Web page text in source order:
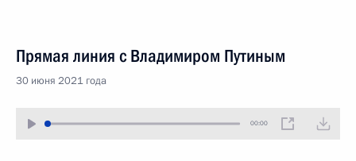
Прямая линия с Владимиром Путиным
30 июня 2021 года
00:00